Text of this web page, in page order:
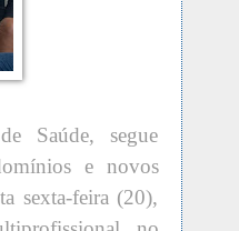
Saúde, segue
e novos
sexta-feira (20),